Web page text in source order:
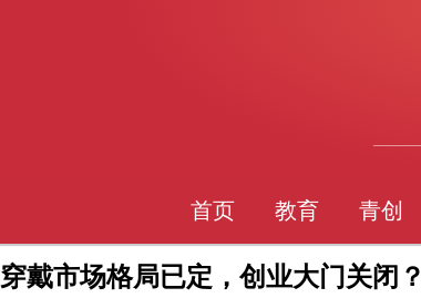
首页 教育 青创
穿戴市场格局已定，创业大门关闭？